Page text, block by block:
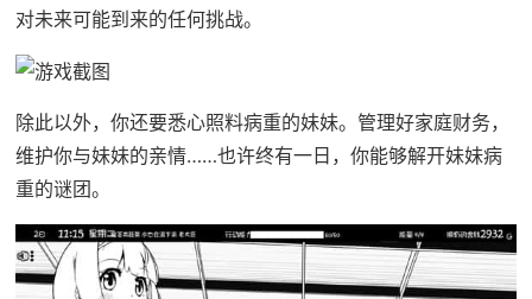
对未来可能到来的任何挑战。
除此以外，你还要悉心照料病重的妹妹。管理好家庭财务，
维护你与妹妹的亲情……也许终有一日，你能够解开妹妹病
重的谜团。